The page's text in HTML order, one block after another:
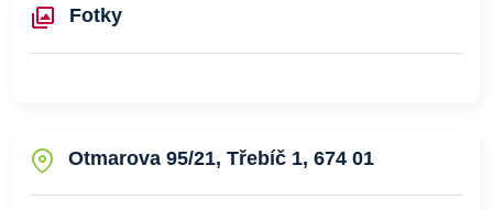
Fotky
Otmarova 95/21, Třebíč 1, 674 01